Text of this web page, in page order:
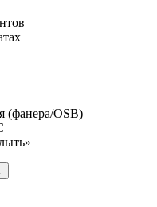
(фанера/OSB)